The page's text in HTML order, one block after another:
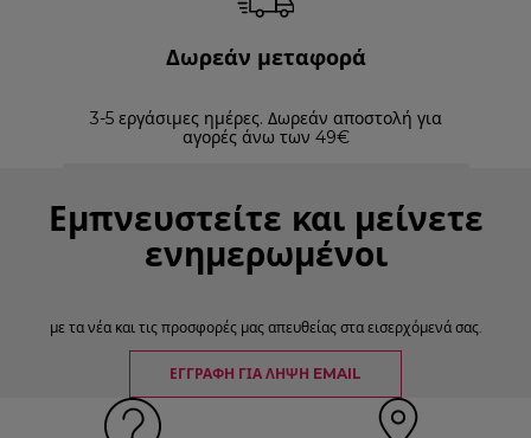
Δωρεάν μεταφορά
3-5 εργάσιμες ημέρες. Δωρεάν αποστολή για
αγορές άνω των 49€
Εμπνευστείτε και μείνετε
ενημερωμένοι
με τα νέα και τις προσφορές μας απευθείας στα εισερχόμενά σας.
ΕΓΓΡΑΦΉ ΓΙΑ ΛΉΨΗ EMAIL